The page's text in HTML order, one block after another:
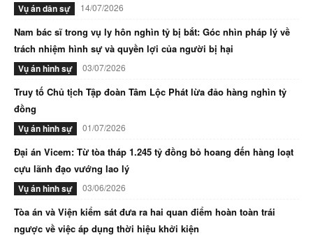
Vụ án dân sự 14/07/2026
Nam bác sĩ trong vụ ly hôn nghìn tỷ bị bắt: Góc nhìn pháp lý về
trách nhiệm hình sự và quyền lợi của người bị hại
Vụ án hình sự 03/07/2026
Truy tố Chủ tịch Tập đoàn Tâm Lộc Phát lừa đảo hàng nghìn tỷ
đồng
Vụ án hình sự 01/07/2026
Đại án Vicem: Từ tòa tháp 1.245 tỷ đồng bỏ hoang đến hàng loạt
cựu lãnh đạo vướng lao lý
Vụ án hình sự 03/06/2026
Tòa án và Viện kiểm sát đưa ra hai quan điểm hoàn toàn trái
ngược về việc áp dụng thời hiệu khởi kiện